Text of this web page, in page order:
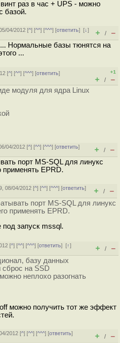
раз в час + UPS - можно
базой.
04/2012 [^] [^^] [^^^] [ответить][↓]
+ / –
Нормальные базы тюнятся на
...
[^] [^^] [^^^] [ответить]
+1
+ / –
модуля для ядра Linux
04/2012 [^] [^^] [^^^] [ответить]
+ / –
порт MS-SQL для линукс
EPRD.
08/04/2012 [^] [^^] [^^^] [ответить]
+ / –
порт MS-SQL для линукс
применять EPRD.
запуск mssql.
[^] [^^] [^^^] [ответить][↑]
+ / –
базу данных
сброс на SSD
неплохо разогнать
можно получить тот же эффект
2012 [^] [^^] [^^^] [ответить]
+ / –